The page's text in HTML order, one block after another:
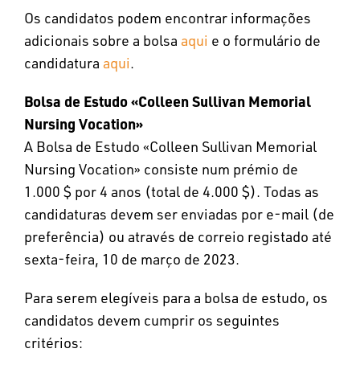
Os candidatos podem encontrar informações
adicionais sobre a bolsa aqui e o formulário de
candidatura aqui.
Bolsa de Estudo «Colleen Sullivan Memorial
Nursing Vocation»
A Bolsa de Estudo «Colleen Sullivan Memorial
Nursing Vocation» consiste num prémio de
1.000 $ por 4 anos (total de 4.000 $). Todas as
candidaturas devem ser enviadas por e-mail (de
preferência) ou através de correio registado até
sexta-feira, 10 de março de 2023.
Para serem elegíveis para a bolsa de estudo, os
candidatos devem cumprir os seguintes
critérios: